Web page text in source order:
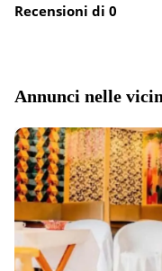
Recensioni di 0
Annunci nelle